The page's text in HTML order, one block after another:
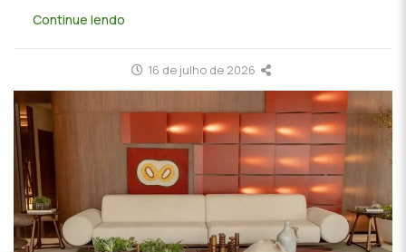
Continue lendo
16 de julho de 2026